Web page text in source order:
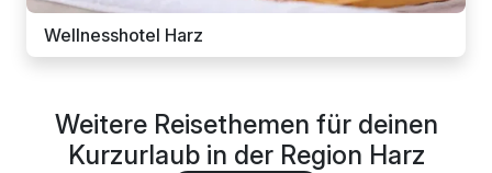
Wellnesshotel Harz
Weitere Reisethemen für deinen
Kurzurlaub in der Region Harz